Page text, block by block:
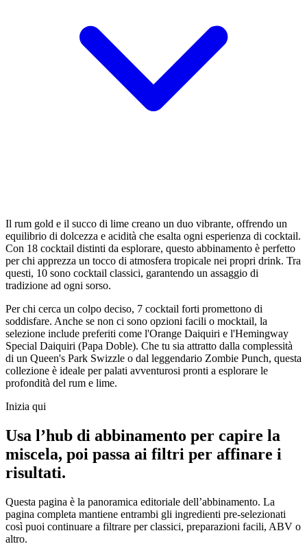
Il rum gold e il succo di lime creano un duo vibrante, offrendo un
equilibrio di dolcezza e acidità che esalta ogni esperienza di cocktail.
Con 18 cocktail distinti da esplorare, questo abbinamento è perfetto
per chi apprezza un tocco di atmosfera tropicale nei propri drink. Tra
questi, 10 sono cocktail classici, garantendo un assaggio di
tradizione ad ogni sorso.
Per chi cerca un colpo deciso, 7 cocktail forti promettono di
soddisfare. Anche se non ci sono opzioni facili o mocktail, la
selezione include preferiti come l'Orange Daiquiri e l'Hemingway
Special Daiquiri (Papa Doble). Che tu sia attratto dalla complessità
di un Queen's Park Swizzle o dal leggendario Zombie Punch, questa
collezione è ideale per palati avventurosi pronti a esplorare le
profondità del rum e lime.
Inizia qui
Usa l’hub di abbinamento per capire la
miscela, poi passa ai filtri per affinare i
risultati.
Questa pagina è la panoramica editoriale dell’abbinamento. La
pagina completa mantiene entrambi gli ingredienti pre-selezionati
così puoi continuare a filtrare per classici, preparazioni facili, ABV o
altro.